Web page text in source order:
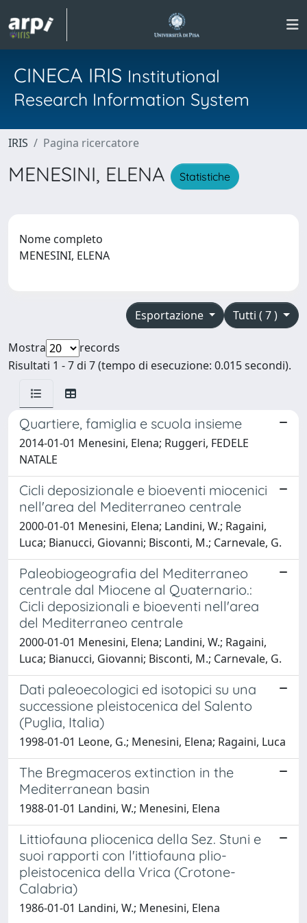
CINECA IRIS Institutional
Research Information System
IRIS Pagina ricercatore
MENESINI, ELENA Statistiche
Nome completo
MENESINI, ELENA
Tutti ( 7 )
Esportazione
Mostra
records
Risultati 1 - 7 di 7 (tempo di esecuzione: 0.015 secondi).
Quartiere, famiglia e scuola insieme
2014-01-01 Menesini, Elena; Ruggeri, FEDELE
NATALE
Cicli deposizionale e bioeventi miocenici
nell'area del Mediterraneo centrale
2000-01-01 Menesini, Elena; Landini, W.; Ragaini,
Luca; Bianucci, Giovanni; Bisconti, M.; Carnevale, G.
Paleobiogeografia del Mediterraneo
centrale dal Miocene al Quaternario.:
Cicli deposizionali e bioeventi nell'area
del Mediterraneo centrale
2000-01-01 Menesini, Elena; Landini, W.; Ragaini,
Luca; Bianucci, Giovanni; Bisconti, M.; Carnevale, G.
Dati paleoecologici ed isotopici su una
successione pleistocenica del Salento
(Puglia, Italia)
1998-01-01 Leone, G.; Menesini, Elena; Ragaini, Luca
The Bregmaceros extinction in the
Mediterranean basin
1988-01-01 Landini, W.; Menesini, Elena
Littiofauna pliocenica della Sez. Stuni e
suoi rapporti con l'ittiofauna plio-
pleistocenica della Vrica (Crotone-
Calabria)
1986-01-01 Landini, W.; Menesini, Elena